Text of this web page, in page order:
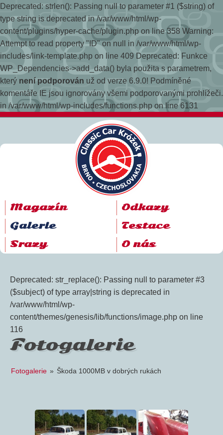
Deprecated: strlen(): Passing null to parameter #1 ($string) of
type string is deprecated in /var/www/html/wp-
content/plugins/hyper-cache/plugin.php on line 358 Warning:
Attempt to read property "ID" on null in /var/www/html/wp-
includes/link-template.php on line 409 Deprecated: Funkce
WP_Dependencies->add_data() byla použita s parametrem,
který není podporován už od verze 6.9.0! Podmíněné
komentáře IE jsou ignorovány všemi podporovanými prohlížeči.
in /var/www/html/wp-includes/functions.php on line 6131
Magazín
Galerie
Srazy
Odkazy
Testace
O nás
Deprecated: str_replace(): Passing null to parameter #3
($subject) of type array|string is deprecated in
/var/www/html/wp-
content/themes/genesis/lib/functions/image.php on line
116
Fotogalerie
Fotogalerie » Škoda 1000MB v dobrých rukách